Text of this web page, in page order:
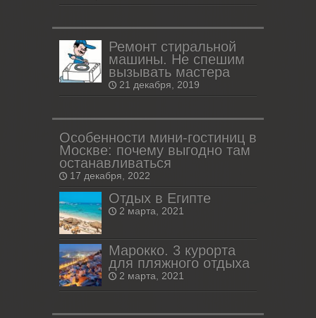
Ремонт стиральной
машины. Не спешим
вызывать мастера
21 декабря, 2019
Особенности мини-гостиниц в
Москве: почему выгодно там
останавливаться
17 декабря, 2022
Отдых в Египте
2 марта, 2021
Марокко. 3 курорта
для пляжного отдыха
2 марта, 2021